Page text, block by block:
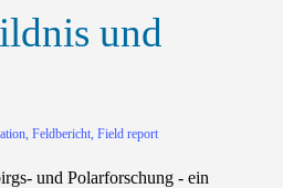
und
, Feldbericht, Field report
und Polarforschung - ein